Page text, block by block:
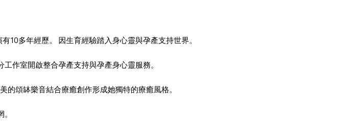
10多年經歷。 因生育經驗踏入身心靈與孕產支持世界。
作室開啟整合孕產支持與孕產身心靈服務。
的頌缽樂音結合療癒創作形成她獨特的療癒風格。